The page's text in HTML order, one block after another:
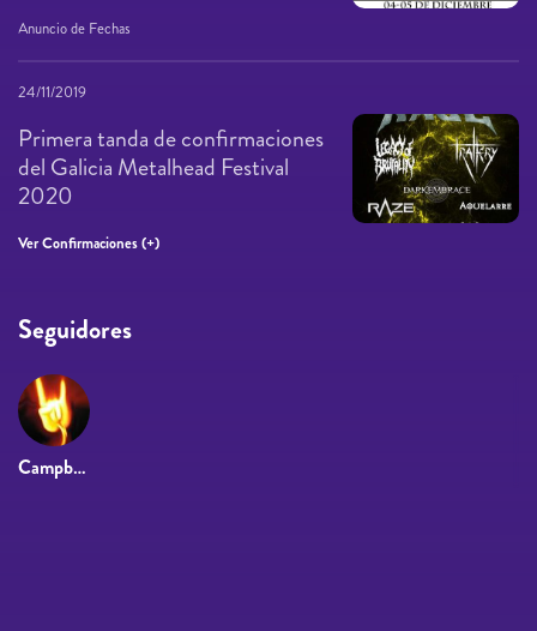
Anuncio de Fechas
24/11/2019
Primera tanda de confirmaciones
del Galicia Metalhead Festival
2020
Ver Confirmaciones (+)
Seguidores
Campbell